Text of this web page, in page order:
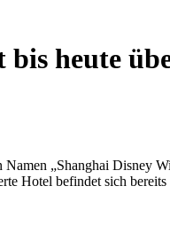
bis heute
„Shanghai Disney
Hotel befindet sich